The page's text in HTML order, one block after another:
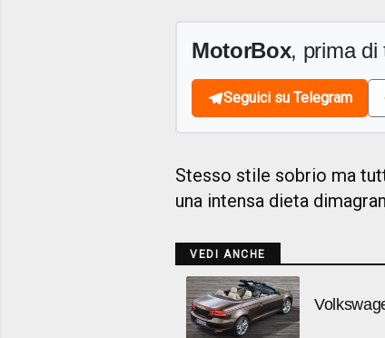
MotorBox, prima di
Seguici su Telegram
Stesso stile sobrio ma
una intensa dieta
VEDI ANCHE